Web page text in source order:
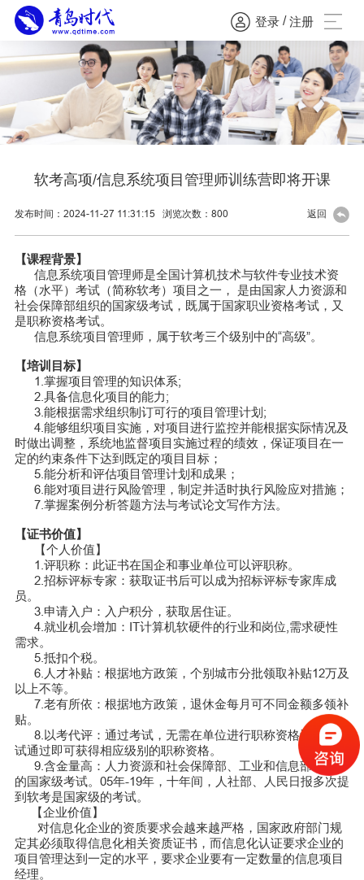
登录 / 注册
软考高项/信息系统项目管理师训练营即将开课
发布时间：2024-11-27 11:31:15 浏览次数： 800 返回
【课程背景】
信息系‌‌统项目管理师是全国计算机技术与软件专业技术资
格（水平）考试（简称软考）项目之一， 是由国家人力资源和
社会保障部组织的国家级考试，既属于国家职业资格考试，又
是职称资格考试。
信息系统项目管理师，属于软考三个级别中的“高级”。
【培训目标】
1.掌握项目管理的知识体系;
2.具备信息化项目的能力;
3.能根据需求组织制订可行的项目管理计划;
4.能够组织项目实施，对项目进行监控并能根据实际情况及
时做出调整，系统地监督项目实施过程的绩效，保证项目在一
定的约束条件下达到既定的项目目标；
5.能分析和评估项目管理计划和成果；
6.能对项目进行风险管理，制定并适时执行风险应对措施；
7.掌握案例分析答题方法与考试论文写作方法。
【证书价值】
【个人价值】
1.评职称：此证书在国企和事业单位可以评职称。
2.招标评标专家：获取证书后可以成为招标评标专家库成
员。
3.申请入户：入户积分，获取居住证。
4.就业机会增加：IT计算机软硬件的行业和岗位,需求硬性
需求。
5.抵扣个税。
6.人才补贴：根据地方政策，个别城市分批领取补贴12万及
以上不等。
7.老有所依：根据地方政策，退休金每月可不同金额多领补
贴。
8.以考代评：通过考试，无需在单位进行职称资格评定，考
试通过即可获得相应级别的职称资格。
9.含金量高：人力资源和社会保障部、工业和信息部领导下
的国家级考试。05年-19年，十年间，人社部、人民日报多次提
到软考是国家级的考试。
【企业价值】
对信息化企业的资质要求会越来越严格，国家政府部门规
定其必须取得信息化相关资质证书，而信息化认证要求企业的
项目管理达到一定的水平，要求企业要有一定数量的信息项目
经理。